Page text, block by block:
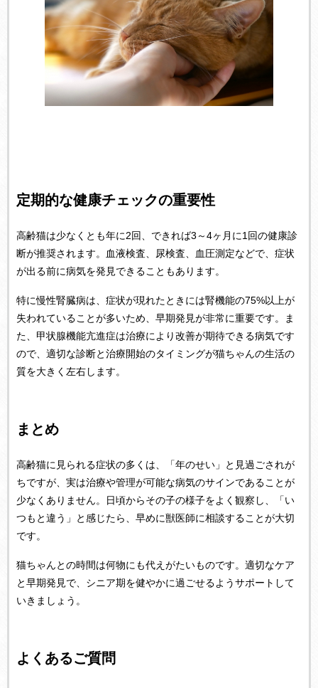
定期的な健康チェックの重要性
高齢猫は少なくとも年に2回、できれば3～4ヶ月に1回の健康診
断が推奨されます。血液検査、尿検査、血圧測定などで、症状
が出る前に病気を発見できることもあります。
特に慢性腎臓病は、症状が現れたときには腎機能の75%以上が
失われていることが多いため、早期発見が非常に重要です。ま
た、甲状腺機能亢進症は治療により改善が期待できる病気です
ので、適切な診断と治療開始のタイミングが猫ちゃんの生活の
質を大きく左右します。
まとめ
高齢猫に見られる症状の多くは、「年のせい」と見過ごされが
ちですが、実は治療や管理が可能な病気のサインであることが
少なくありません。日頃からその子の様子をよく観察し、「い
つもと違う」と感じたら、早めに獣医師に相談することが大切
です。
猫ちゃんとの時間は何物にも代えがたいものです。適切なケア
と早期発見で、シニア期を健やかに過ごせるようサポートして
いきましょう。
よくあるご質問